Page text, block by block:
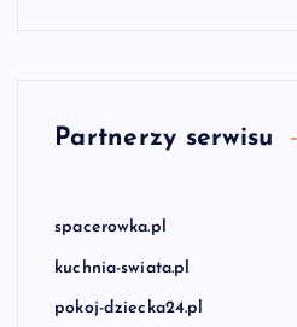
Partnerzy serwisu
spacerowka.pl
kuchnia-swiata.pl
pokoj-dziecka24.pl